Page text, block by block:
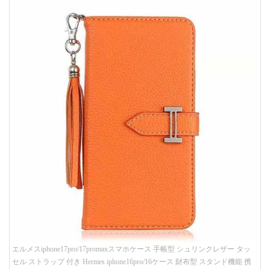
エルメスiphone17pro/17promaxスマホケース 手帳型 シュリンクレザー タッ
セル ストラップ 付き Hermes iphone16pro/16ケース 財布型 スタンド機能 携